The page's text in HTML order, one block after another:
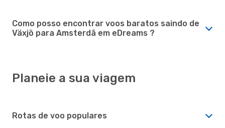
Como posso encontrar voos baratos saindo de
Växjö para Amsterdã em eDreams ?
Planeie a sua viagem
Rotas de voo populares